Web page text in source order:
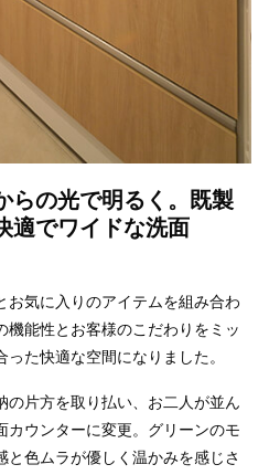
らの光で明るく。既製
適でワイドな洗面
お気に入りのアイテムを組み合わ
能性とお客様のこだわりをミッ
た快適な空間になりました。
の片方を取り払い、お二人が並ん
カウンターに変更。グリーンのモ
色ムラが優しく温かみを感じさ